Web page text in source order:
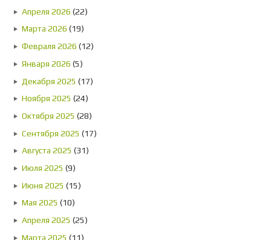
Апреля 2026 (22)
Марта 2026 (19)
Февраля 2026 (12)
Января 2026 (5)
Декабря 2025 (17)
Ноября 2025 (24)
Октября 2025 (28)
Сентября 2025 (17)
Августа 2025 (31)
Июля 2025 (9)
Июня 2025 (15)
Мая 2025 (10)
Апреля 2025 (25)
Марта 2025 (11)